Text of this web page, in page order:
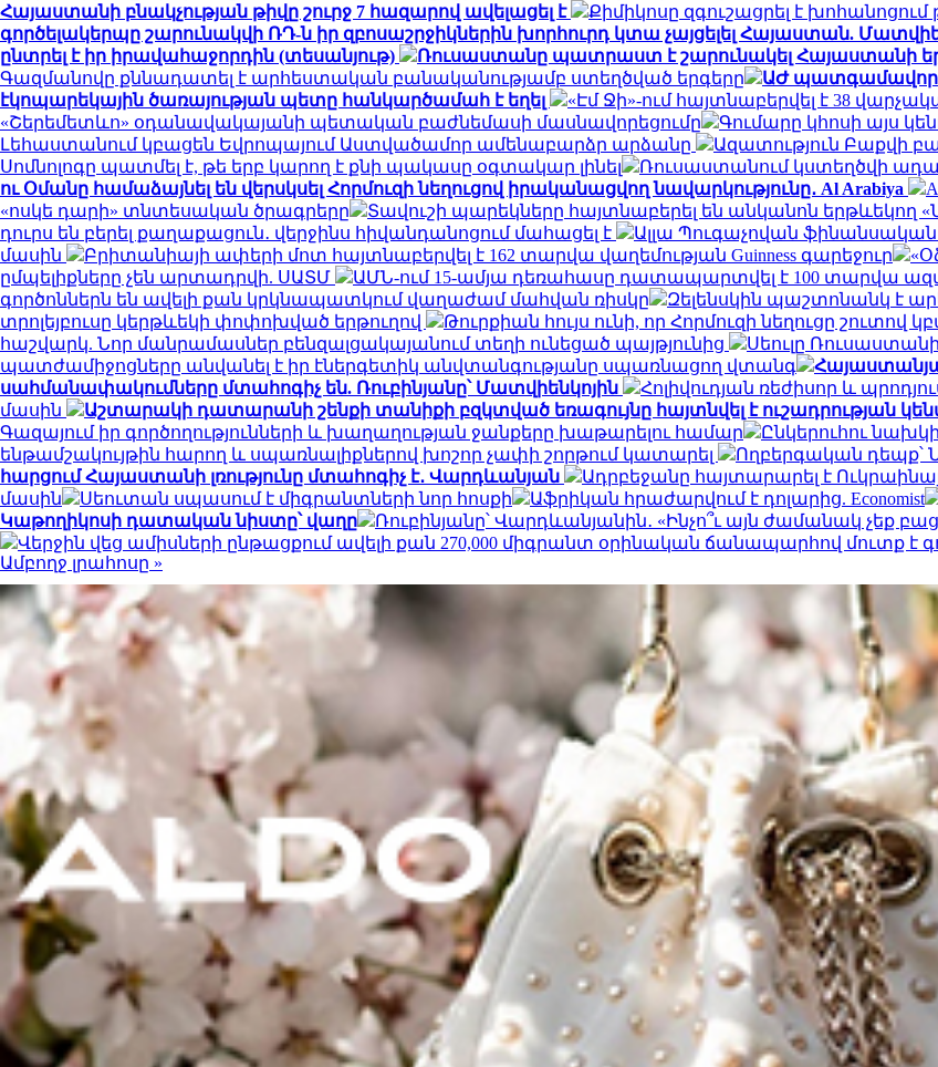
Հայաստանի բնակչության թիվը շուրջ 7 հազարով ավելացել է
Քիմիկոսը զգուշացրել է
գործելակերպը շարունակվի ՌԴ-ն իր զբոսաշրջիկներին խորհուրդ կտա չայցելել Հայաստան.
ընտրել է իր իրավահաջորդին (տեսանյութ)
Ռուսաստանը պատրաստ է շարունակել Հայաստանի
Գազմանովը քննադատել է արհեստական բանականությամբ ստեղծված երգերը
ԱԺ պատգամավորի
էկոպարեկային ծառայության պետը հանկարծամահ է եղել
«Էմ Ջի»-ում հայտնաբերվել է 38
«Շերեմետևո» օդանավակայանի պետական բաժնեմասի մասնավորեցումը
Գումարը կհոսի այս
Լեհաստանում կբացեն Եվրոպայում Աստվածամոր ամենաբարձր արձանը
Ազատություն Բաքվի
Սոմնոլոգը պատմել է, թե երբ կարող է քնի պակասը օգտակար լինել
Ռուսաստանում կստեղծվի
ու Օմանը համաձայնել են վերսկսել Հորմուզի նեղուցով իրականացվող նավարկությունը․ Al Arabiya
«ոսկե դարի» տնտեսական ծրագրերը
Տավուշի պարեկները հայտնաբերել են անկանոն երթևեկող
դուրս են բերել քաղաքացուն․ վերջինս հիվանդանոցում մահացել է
Ալլա Պուգաչովան
մասին
Բրիտանիայի ափերի մոտ հայտնաբերվել է 162 տարվա վաղեմության Guinness գարեջուր
ըմպելիքները չեն արտադրվի. ՍԱՏՄ
ԱՄՆ-ում 15-ամյա դեռահասը դատապարտվել է 100 տարվա
գործոններն են ավելի քան կրկնապատկում վաղաժամ մահվան ռիսկը
Զելենսկին պաշտոնանկ է
տրոլեյբուսը կերթևեկի փոփոխված երթուղով
Թուրքիան հույս ունի, որ Հորմուզի նեղուցը շուտով
հաշվարկ. Նոր մանրամասներ բենզալցակայանում տեղի ունեցած պայթյունից
Սեուլը
պատժամիջոցները անվանել է իր էներգետիկ անվտանգությանը սպառնացող վտանգ
սահմանափակումները մտահոգիչ են. Ռուբինյանը՝ Մատվիենկոյին
Հոլիվուդյան ռեժիսոր և
մասին
Աշտարակի դատարանի շենքի տանիքի բզկտված եռագույնը հայտնվել է ուշադրության
Գազայում իր գործողությունների և խաղաղության ջանքերը խաթարելու համար
Ընկերուհու
ենթամշակույթին հարող և սպառնալիքներով խոշոր չափի շորթում կատարել
Ողբերգական դեպք՝
հարցում Հայաստանի լռությունը մտահոգիչ է․ Վարդևանյան
Ադրբեջանը հայտարարել է
մասին
Սեուտան սպասում է միգրանտների նոր հոսքի Աֆրիկան ​​հրաժարվում է դոլարից. Economist
Կաթողիկոսի դատական նիստը՝ վաղը
Ռուբինյանը՝ Վարդևանյանին․ «Ինչո՞ւ այն ժամանակ չեք
Վերջին վեց ամիսների ընթացքում ավելի քան 270,000 միգրանտ օրինական ճանապարհով մուտք է
Ամբողջ լրահոսը »